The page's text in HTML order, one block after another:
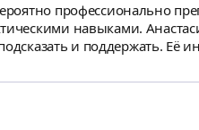
профессионально
уделяет внимание
и поддержать. Её
и быстрее
высоких профессиональных